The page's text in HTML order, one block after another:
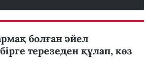
болған әйел
терезеден құлап, көз